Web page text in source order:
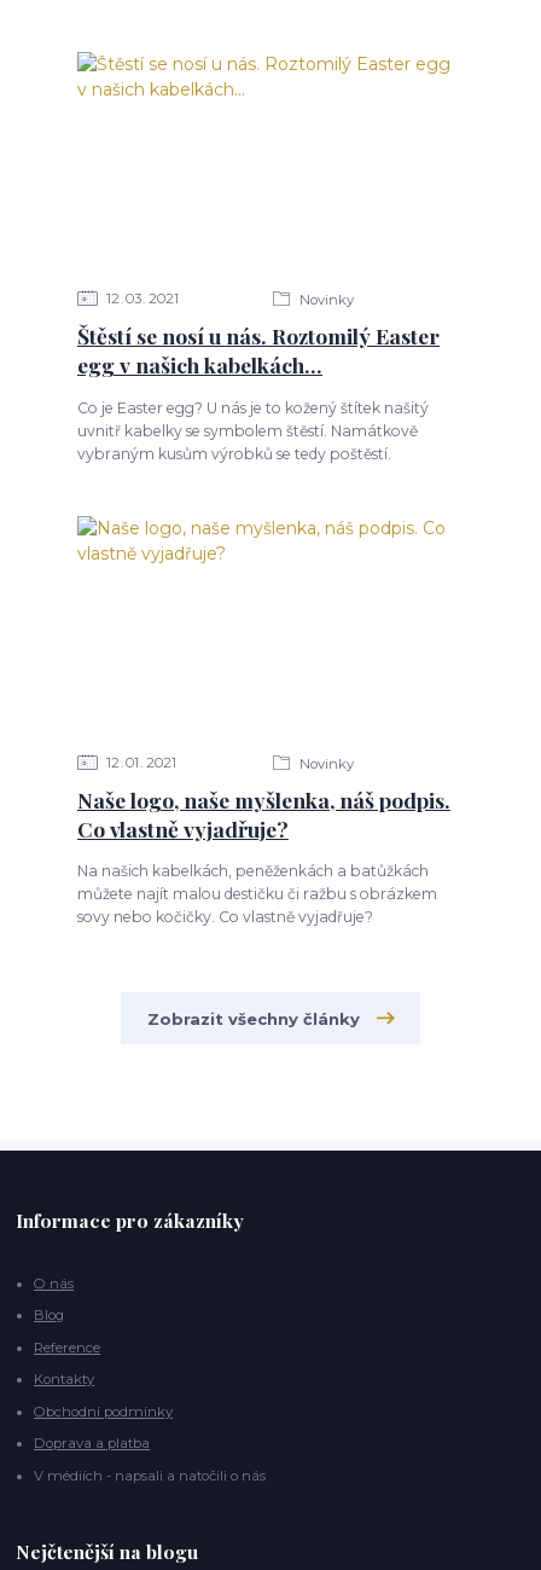
12 03 2021 Novinky
Štěstí se nosí u nás. Roztomilý Easter
egg v našich kabelkách...
Co je Easter egg? U nás je to kožený štítek našitý
uvnitř kabelky se symbolem štěstí. Namátkově
vybraným kusům výrobků se tedy poštěstí.
12 01 2021 Novinky
Naše logo, naše myšlenka, náš podpis.
Co vlastně vyjadřuje?
Na našich kabelkách, peněženkách a batůžkách
můžete najít malou destičku či ražbu s obrázkem
sovy nebo kočičky. Co vlastně vyjadřuje?
Zobrazit všechny články
Informace pro zákazníky
O nás
Blog
Reference
Kontakty
Obchodní podmínky
Doprava a platba
V médiích - napsali a natočili o nás
Nejčtenější na blogu